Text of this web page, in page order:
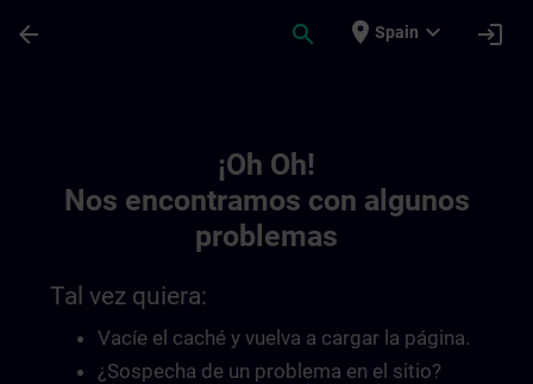
arrow_back search place Spain expand_more login
¡Oh Oh!
Nos encontramos con algunos
problemas
Tal vez quiera:
Vacíe el caché y vuelva a cargar la página.
¿Sospecha de un problema en el sitio?